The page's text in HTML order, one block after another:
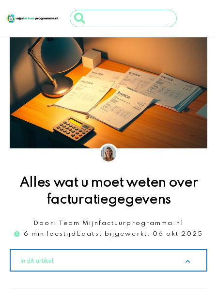
naar
de
inhoud
Search
...
Alles wat u moet weten over
facturatiegegevens
Door:
Team Mijnfactuurprogramma.nl
6 min leestijd Laatst bijgewerkt: 06 okt 2025
In dit artikel